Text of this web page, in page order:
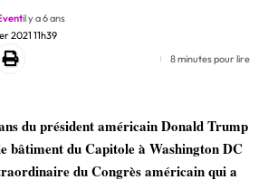
2021 11h39
il y a 6 ans
8 minutes pour lire
du président américain Donald Trump
bâtiment du Capitole à Washington DC
du Congrès américain qui a